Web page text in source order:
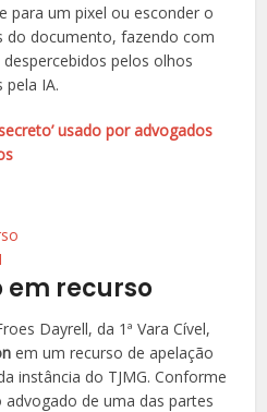
para um pixel ou esconder o
do documento, fazendo com
pelos olhos
IA.
usado por advogados
em recurso
Dayrell, da 1ª Vara Cível,
em um recurso de apelação
instância do TJMG. Conforme
de uma das partes